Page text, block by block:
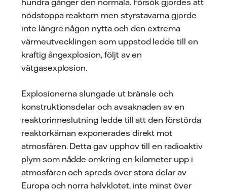
nödstoppa reaktorn men styrstavarna gjorde
inte längre någon nytta och den extrema
värmeutvecklingen som uppstod ledde till en
kraftig ångexplosion, följt av en
vätgasexplosion.
Explosionerna slungade ut bränsle och
konstruktionsdelar och avsaknaden av en
reaktorinneslutning ledde till att den förstörda
reaktorkärnan exponerades direkt mot
atmosfären. Detta gav upphov till en radioaktiv
plym som nådde omkring en kilometer upp i
atmosfären och spreds över stora delar av
Europa och norra halvklotet, inte minst över